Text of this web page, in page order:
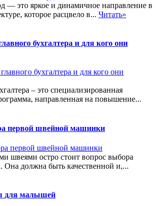
— это яркое и динамичное направление в
которое расцвело в... Читать»
бухгалтера и для кого они
– это специализированная
направленная на повышение...
первой швейной машинки
швеями остро стоит вопрос выбора
должна быть качественной и,...
для малышей